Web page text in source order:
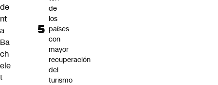
de
nt
a
Ba
ch
ele
t
de
los
países
con
mayor
recuperación
del
turismo